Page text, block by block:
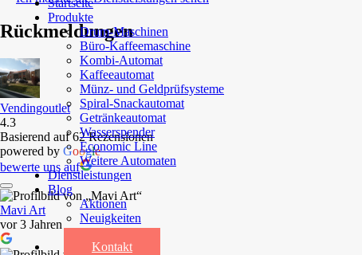
Startseite
Produkte
Drum-Maschinen
Büro-Kaffeemaschine
Kombi-Automat
Kaffeeautomat
Münz- und Geldprüfsysteme
Spiral-Snackautomat
Getränkeautomat
Wasserspender
Economic Line
Weitere Automaten
Dienstleistungen
Blog
Aktionen
Neuigkeiten
Informationen
Kontakt
Rückmeldungen
Vendingoutlet
4.3
Basierend auf 62 Rezensionen
powered by Google
bewerte uns auf
Mavi Art
vor 3 Jahren